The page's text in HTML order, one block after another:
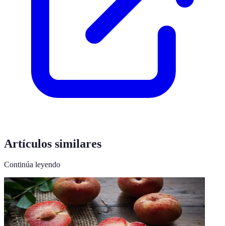
Artículos similares
Continúa leyendo